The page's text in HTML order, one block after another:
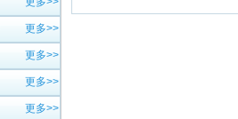
更多>>
更多>>
更多>>
更多>>